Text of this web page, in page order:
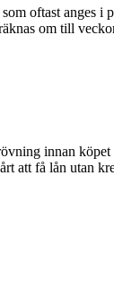
oftast anges i
om till
innan
att få lån utan